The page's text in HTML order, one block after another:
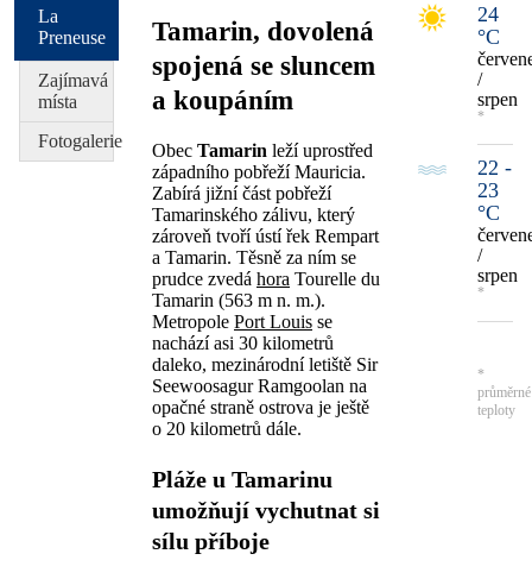
24
°C
/
srpen
*
22 -
23
°C
/
srpen
*
*
průměrné
teploty
Tamarin, dovolená
spojená se sluncem
a koupáním
Obec Tamarin leží uprostřed
západního pobřeží Mauricia.
Zabírá jižní část pobřeží
Tamarinského zálivu, který
zároveň tvoří ústí řek Rempart
a Tamarin. Těsně za ním se
prudce zvedá hora Tourelle du
Tamarin (563 m n. m.).
Metropole Port Louis se
nachází asi 30 kilometrů
daleko, mezinárodní letiště Sir
Seewoosagur Ramgoolan na
opačné straně ostrova je ještě
o 20 kilometrů dále.
Pláže u Tamarinu
umožňují vychutnat si
sílu příboje
La
Preneuse
Zajímavá
místa
Fotogalerie